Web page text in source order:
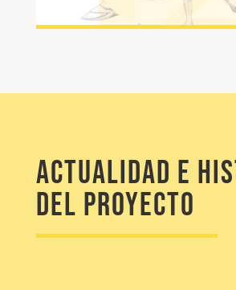
Actualidad e
del proyecto